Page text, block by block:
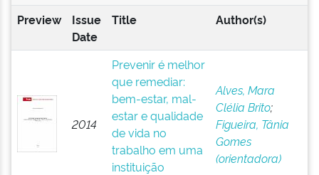
Preview
Issue
Date
Title Author(s)
2014
Prevenir é melhor
que remediar:
bem-estar, mal-
estar e qualidade
de vida no
trabalho em uma
instituição
Alves, Mara
Clélia Brito;
Figueira, Tânia
Gomes
(orientadora)